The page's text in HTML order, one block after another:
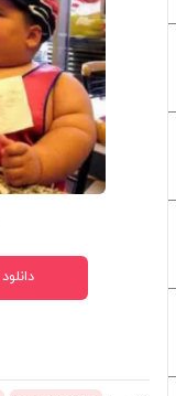
دانلود